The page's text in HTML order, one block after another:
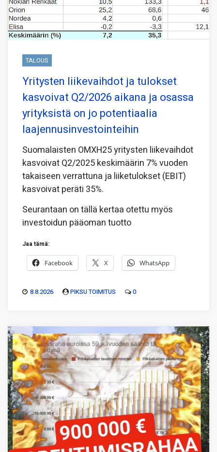
TALOUS
Yritysten liikevaihdot ja tulokset
kasvoivat Q2/2026 aikana ja osassa
yrityksistä on jo potentiaalia
laajennusinvestointeihin
Suomalaisten OMXH25 yritysten liikevaihdot
kasvoivat Q2/2025 keskimäärin 7% vuoden
takaiseen verrattuna ja liiketulokset (EBIT)
kasvoivat peräti 35%.
Seurantaan on tällä kertaa otettu myös
investoidun pääoman tuotto
Jaa tämä:
Facebook X WhatsApp
8.8.2026 PIKSU TOIMITUS 0